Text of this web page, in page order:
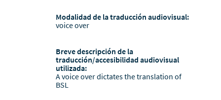
Modalidad de la traducción audiovisual:
voice over
Breve descripción de la
traducción/accesibilidad audiovisual
utilizada:
A voice over dictates the translation of
BSL